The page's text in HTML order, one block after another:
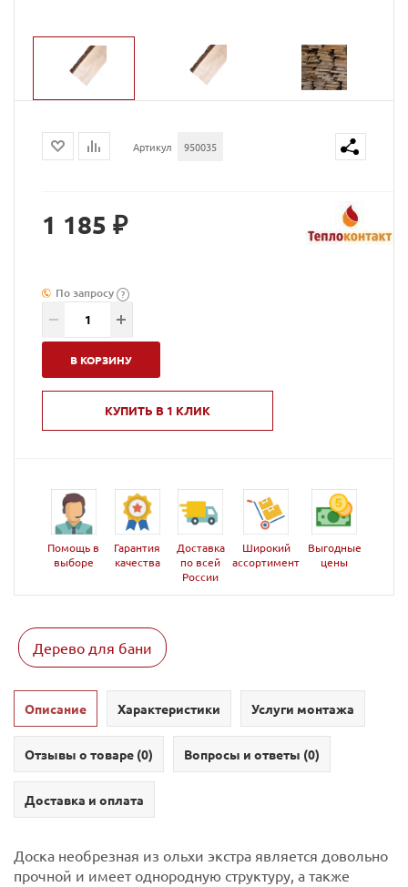
Артикул 950035
1 185 ₽
По запросу ?
В КОРЗИНУ
КУПИТЬ В 1 КЛИК
Помощь в
выборе
Гарантия
качества
Доставка
по всей
России
Широкий
ассортимент
Выгодные
цены
Дерево для бани
Описание Характеристики Услуги монтажа
Отзывы о товаре (0) Вопросы и ответы (0)
Доставка и оплата
Доска необрезная из ольхи экстра является довольно
прочной и имеет однородную структуру, а также